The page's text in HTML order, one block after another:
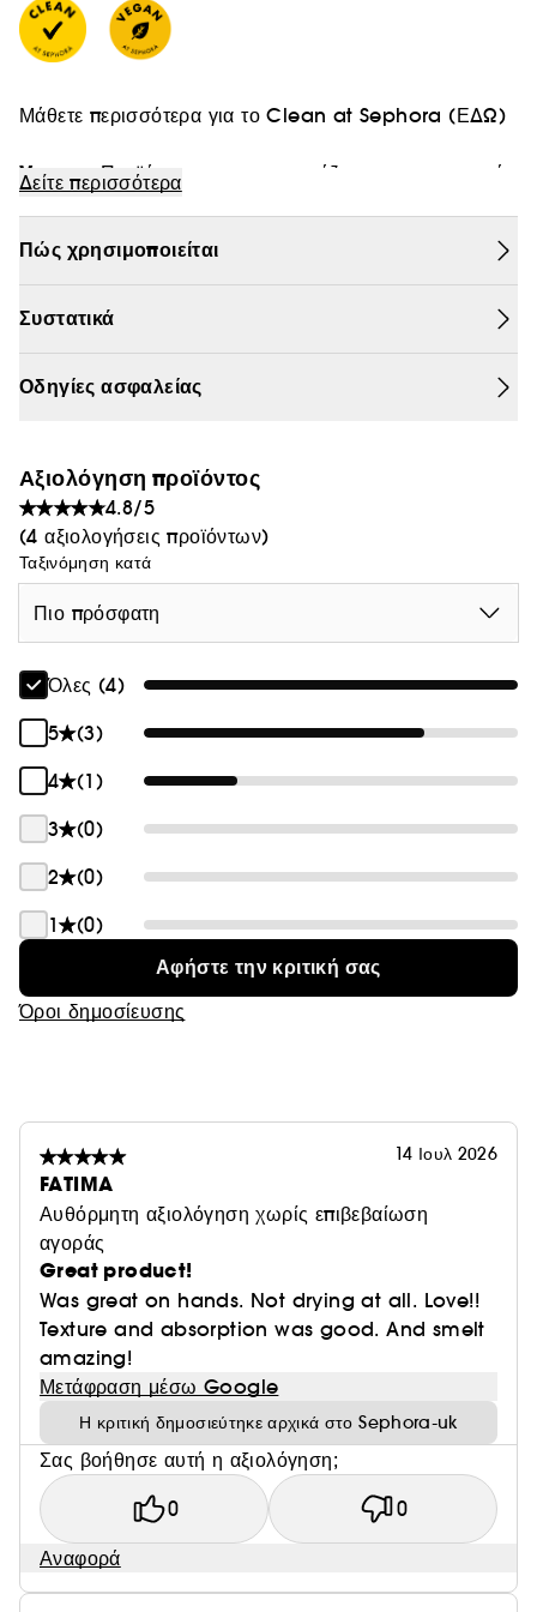
Θαμπάδα
Μάθετε περισσότερα για το Clean at Sephora (ΕΔΩ)
Vegan :Προϊόντα που παρασκευάζονται με συστατικά
Δείτε περισσότερα
Πώς χρησιμοποιείται
Συστατικά
Οδηγίες ασφαλείας
Αξιολόγηση προϊόντος
4.8/5
(4 αξιολογήσεις προϊόντων)
Ταξινόμηση κατά
Πιο πρόσφατη
Όλες (4)
5
(3)
4
(1)
3
(0)
2
(0)
1
(0)
Αφήστε την κριτική σας
Όροι δημοσίευσης
14 Ιουλ 2026
FATIMA
Αυθόρμητη αξιολόγηση χωρίς επιβεβαίωση
αγοράς
Great product!
Was great on hands. Not drying at all. Love!!
Texture and absorption was good. And smelt
amazing!
Μετάφραση μέσω Google
Η κριτική δημοσιεύτηκε αρχικά στο Sephora-uk
Σας βοήθησε αυτή η αξιολόγηση;
0 0
Αναφορά